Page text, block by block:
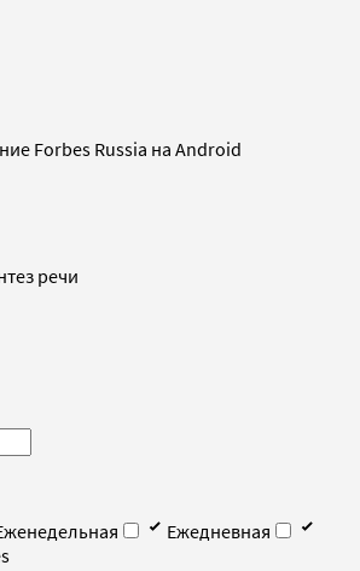
Forbes Russia на Android
речи
Ежедневная